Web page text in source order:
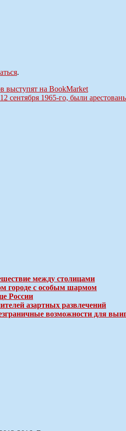
.
выступят на BookMarket
1965-го, были
между столицами
городе с особым шармом
России
азартных развлечений
возможности для